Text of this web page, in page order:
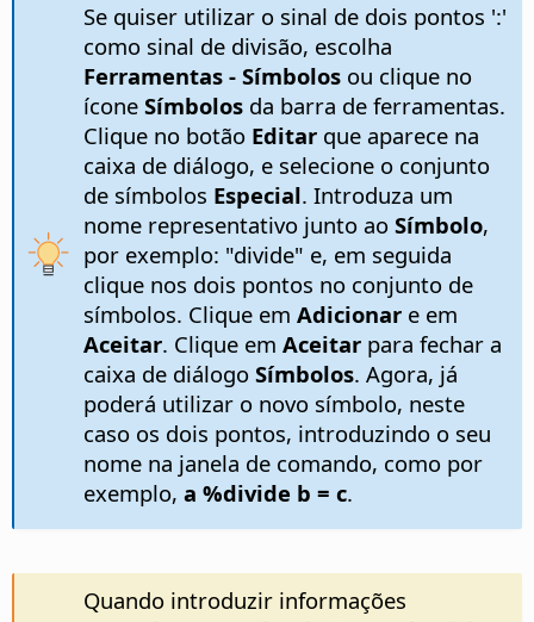
Se quiser utilizar o sinal de dois pontos ':'
como sinal de divisão, escolha
Ferramentas - Símbolosou clique no
ícone Símbolosda barra de ferramentas.
Clique no botão Editarque aparece na
caixa de diálogo, e selecione o conjunto
de símbolos Especial. Introduza um
nome representativo junto ao Símbolo,
por exemplo: "divide" e, em seguida
clique nos dois pontos no conjunto de
símbolos. Clique em Adicionare em
Aceitar. Clique em Aceitarpara fechar a
caixa de diálogo Símbolos. Agora, já
poderá utilizar o novo símbolo, neste
caso os dois pontos, introduzindo o seu
nome na janela de comando, como por
exemplo, a %divide b = c.
Quando introduzir informações